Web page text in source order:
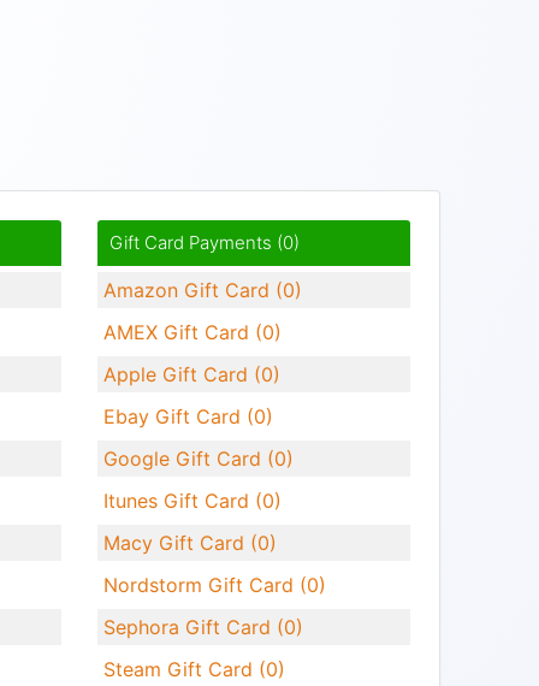
Gift Card Payments (0)
Amazon Gift Card (0)
AMEX Gift Card (0)
Apple Gift Card (0)
Ebay Gift Card (0)
Google Gift Card (0)
Itunes Gift Card (0)
Macy Gift Card (0)
Nordstorm Gift Card (0)
Sephora Gift Card (0)
Steam Gift Card (0)